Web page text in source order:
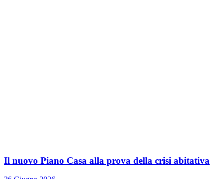
Il nuovo Piano Casa alla prova della crisi abitativa